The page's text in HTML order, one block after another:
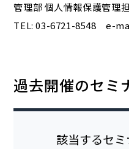
管理部 個人情報保護管理
TEL: 03-6721-8548 e-
過去開催のセミ
該当するセ